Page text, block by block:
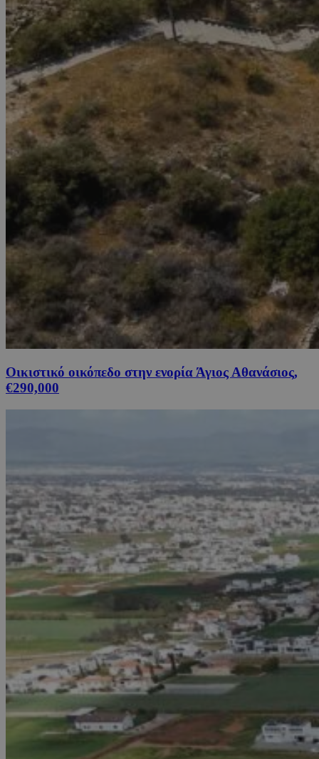
Οικιστικό οικόπεδο στην ενορία Άγιος Αθανάσιος,
€290,000